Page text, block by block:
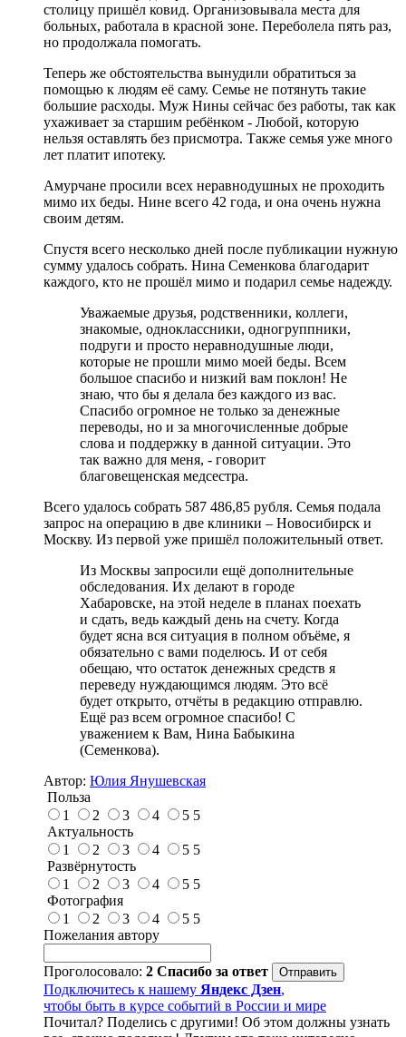
столицу пришёл ковид. Организовывала места для
больных, работала в красной зоне. Переболела пять раз,
но продолжала помогать.
Теперь же обстоятельства вынудили обратиться за
помощью к людям её саму. Семье не потянуть такие
большие расходы. Муж Нины сейчас без работы, так как
ухаживает за старшим ребёнком - Любой, которую
нельзя оставлять без присмотра. Также семья уже много
лет платит ипотеку.
Амурчане просили всех неравнодушных не проходить
мимо их беды. Нине всего 42 года, и она очень нужна
своим детям.
Спустя всего несколько дней после публикации нужную
сумму удалось собрать. Нина Семенкова благодарит
каждого, кто не прошёл мимо и подарил семье надежду.
Уважаемые друзья, родственники, коллеги,
знакомые, одноклассники, одногруппники,
подруги и просто неравнодушные люди,
которые не прошли мимо моей беды. Всем
большое спасибо и низкий вам поклон! Не
знаю, что бы я делала без каждого из вас.
Спасибо огромное не только за денежные
переводы, но и за многочисленные добрые
слова и поддержку в данной ситуации. Это
так важно для меня, - говорит
благовещенская медсестра.
Всего удалось собрать 587 486,85 рубля. Семья подала
запрос на операцию в две клиники – Новосибирск и
Москву. Из первой уже пришёл положительный ответ.
Из Москвы запросили ещё дополнительные
обследования. Их делают в городе
Хабаровске, на этой неделе в планах поехать
и сдать, ведь каждый день на счету. Когда
будет ясна вся ситуация в полном объёме, я
обязательно с вами поделюсь. И от себя
обещаю, что остаток денежных средств я
переведу нуждающимся людям. Это всё
будет открыто, отчёты в редакцию отправлю.
Ещё раз всем огромное спасибо! С
уважением к Вам, Нина Бабыкина
(Семенкова).
Автор: Юлия Янушевская
Польза
1
2 3 4 5 5
Актуальность
1
2 3 4 5 5
Развёрнутость
1
2 3 4 5 5
Фотография
1
2 3 4 5 5
Пожелания автору
Проголосовало: 2 Спасибо за ответ
Подключитесь к нашему Яндекс Дзен,
чтобы быть в курсе событий в России и мире
Почитал? Поделись с другими! Об этом должны узнать